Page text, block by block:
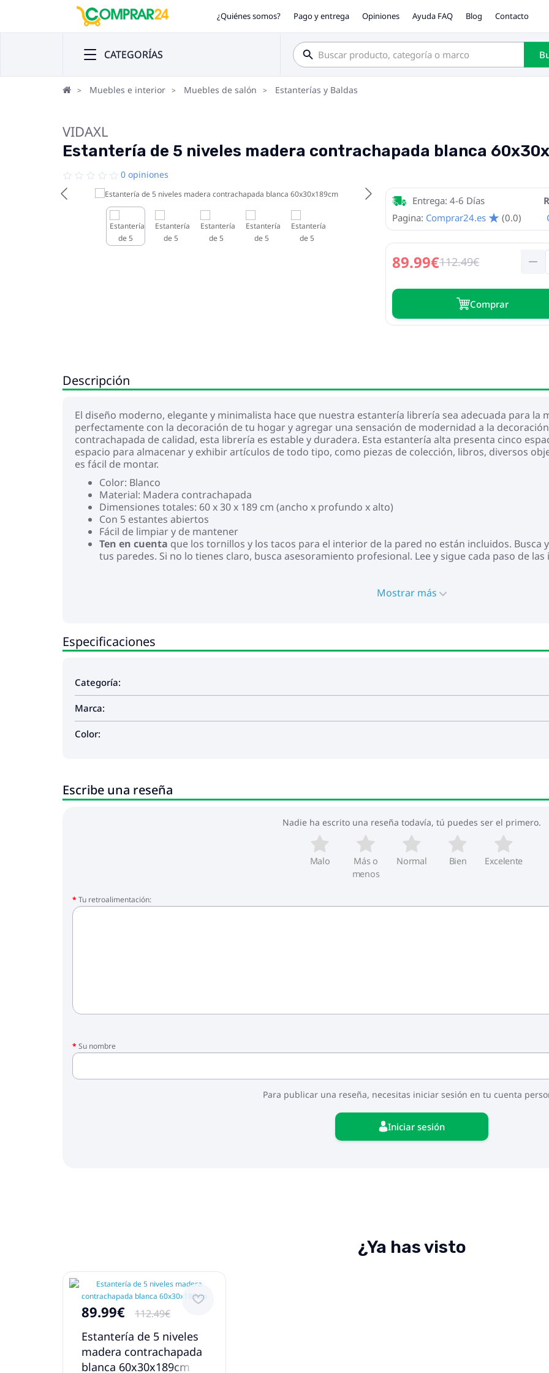
¿Quiénes somos? Pago y entrega Opiniones Ayuda FAQ Blog Contacto
CATEGORÍAS
Muebles e interior Muebles de salón Estanterías y Baldas
VIDAXL
Estantería de 5 niveles madera contrachapada blanca
0 opiniones
Entrega: 4-6 Días
Pagina: Comprar24.es (0.0)
89.99€112.49€
Сomprar
Descripción
El diseño moderno, elegante y minimalista hace que nuestra estantería librería sea adecuada para la
perfectamente con la decoración de tu hogar y agregar una sensación de modernidad a la
contrachapada de calidad, esta librería es estable y duradera. Esta estantería alta presenta cinco
espacio para almacenar y exhibir artículos de todo tipo, como piezas de colección, libros, diversos
es fácil de montar.
Color: Blanco
Material: Madera contrachapada
Dimensiones totales: 60 x 30 x 189 cm (ancho x profundo x alto)
Con 5 estantes abiertos
Fácil de limpiar y de mantener
Ten en cuenta que los tornillos y los tacos para el interior de la pared no están incluidos. Busca
tus paredes. Si no lo tienes claro, busca asesoramiento profesional. Lee y sigue cada paso de
Mostrar más
Especificaciones
Categoría:
Marca:
Color:
Escribe una reseña
Nadie ha escrito una reseña todavía, tú puedes ser el primero.
Malo
Más o
menos
Normal Bien Excelente
Tu retroalimentación:
Su nombre
Para publicar una reseña, necesitas iniciar sesión en tu cuenta
Iniciar sesión
¿Ya has visto
89.99€ 112.49€
Estantería de 5 niveles
madera contrachapada
blanca 60x30x189cm